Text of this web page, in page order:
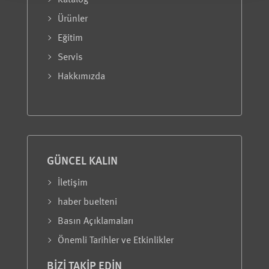
Ürünler
Eğitim
Servis
Hakkımızda
GÜNCEL KALIN
İletişim
haber buelteni
Basın Açıklamaları
Önemli Tarihler ve Etkinlikler